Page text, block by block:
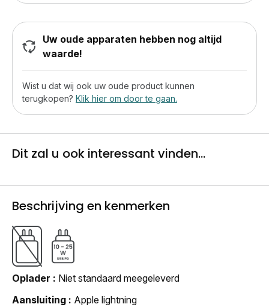
Uw oude apparaten hebben nog altijd
waarde!
Wist u dat wij ook uw oude product kunnen
terugkopen? Klik hier om door te gaan.
Dit zal u ook interessant vinden...
Beschrijving en kenmerken
Oplader
Niet standaard meegeleverd
Aansluiting
Apple lightning